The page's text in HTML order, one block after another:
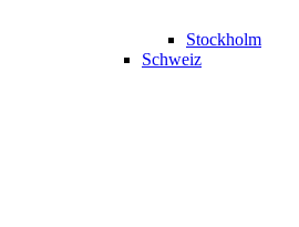
Stockholm
Schweiz